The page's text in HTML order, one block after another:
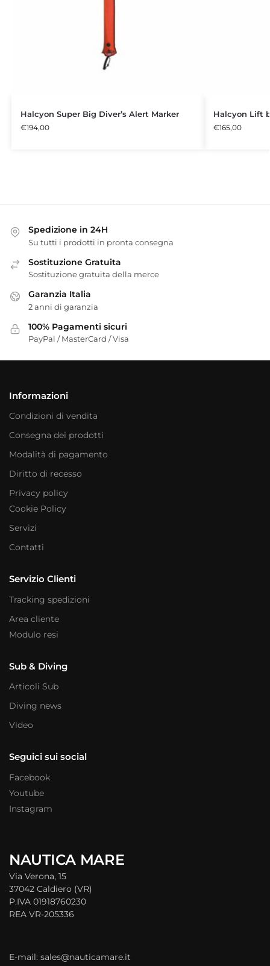
Halcyon Super Big Diver’s Alert Marker
€194,00
Halcyon Lift
€165,00
Spedizione in 24H
Su tutti i prodotti in pronta consegna
Sostituzione Gratuita
Sostituzione gratuita della merce
Garanzia Italia
2 anni di garanzia
100% Pagamenti sicuri
PayPal / MasterCard / Visa
Informazioni
Condizioni di vendita
Consegna dei prodotti
Modalità di pagamento
Diritto di recesso
Privacy policy
Cookie Policy
Servizi
Contatti
Servizio Clienti
Tracking spedizioni
Area cliente
Modulo resi
Sub & Diving
Articoli Sub
Diving news
Video
Seguici sui social
Facebook
Youtube
Instagram
NAUTICA MARE
Via Verona, 15
37042 Caldiero (VR)
P.IVA 01918760230
REA VR-205336
E-mail: sales@nauticamare.it